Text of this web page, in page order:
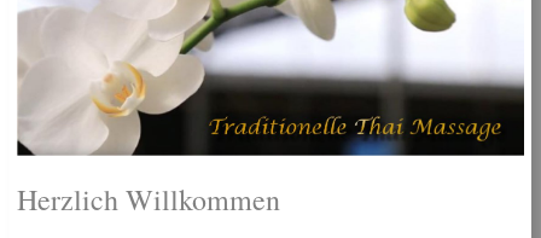
Herzlich Willkommen